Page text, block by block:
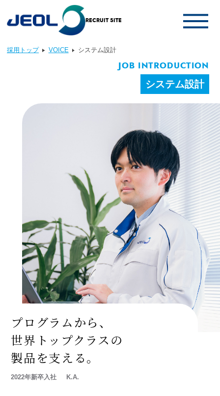
RECRUIT SITE
JOB INTRODUCTION
システム設計
プログラムから、
世界トップクラスの
製品を支える。
2022年新卒入社 K.A.
採用トップ VOICE システム設計